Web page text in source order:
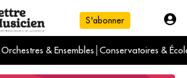
S'abonner
Orchestres & Ensembles Conservatoires &
L'info du jour
Le numéro du mois